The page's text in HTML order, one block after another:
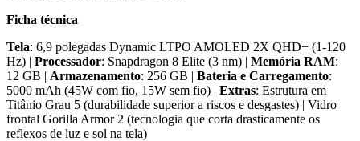
Ficha técnica
Tela: 6,9 polegadas Dynamic LTPO AMOLED 2X QHD+ (1-120
Hz) | Processador: Snapdragon 8 Elite (3 nm) | Memória RAM:
12 GB | Armazenamento: 256 GB | Bateria e Carregamento:
5000 mAh (45W com fio, 15W sem fio) | Extras: Estrutura em
Titânio Grau 5 (durabilidade superior a riscos e desgastes) | Vidro
frontal Gorilla Armor 2 (tecnologia que corta drasticamente os
reflexos de luz e sol na tela)